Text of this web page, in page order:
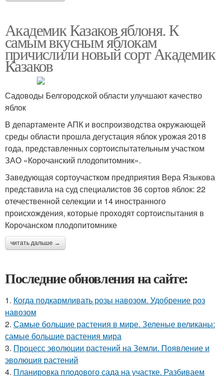
Академик Казаков яблоня. К
самым вкусным яблокам
причислили новый сорт Академик
Казаков
Садоводы Белгородской области улучшают качество
яблок
В департаменте АПК и воспроизводства окружающей
среды области прошла дегустация яблок урожая 2018
года, представленных сортоиспытательным участком
ЗАО «Корочанский плодопитомник».
Заведующая сортоучастком предприятия Вера Языкова
представила на суд специалистов 36 сортов яблок: 22
отечественной селекции и 14 иностранного
происхождения, которые проходят сортоиспытания в
Корочанском плодопитомнике
читать дальше →
Последние обновления на сайте:
1. Когда подкармливать розы навозом. Удобрение роз
навозом
2. Самые большие растения в мире. Зеленые великаны:
самые большие растения мира
3. Процесс эволюции растений на Земли. Появление и
эволюция растений
4. Планировка плодового сада на участке. Разбиваем